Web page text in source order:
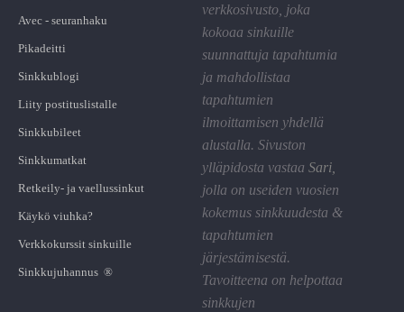
Avec - seuranhaku
Pikadeitti
Sinkkublogi
Liity postituslistalle
Sinkkubileet
Sinkkumatkat
Retkeily- ja vaellussinkut
Käykö viuhka?
Verkkokurssit sinkuille
Sinkkujuhannus ®
verkkosivusto, joka
kokoaa sinkuille
suunnattuja tapahtumia
ja mahdollistaa
tapahtumien
ilmoittamisen yhdellä
alustalla. Sivuston
ylläpidosta vastaa Sari
jolla on useiden vuosien
kokemus sinkkuudesta &
tapahtumien
järjestämisestä.
Tavoitteena on helpottaa
sinkkujen